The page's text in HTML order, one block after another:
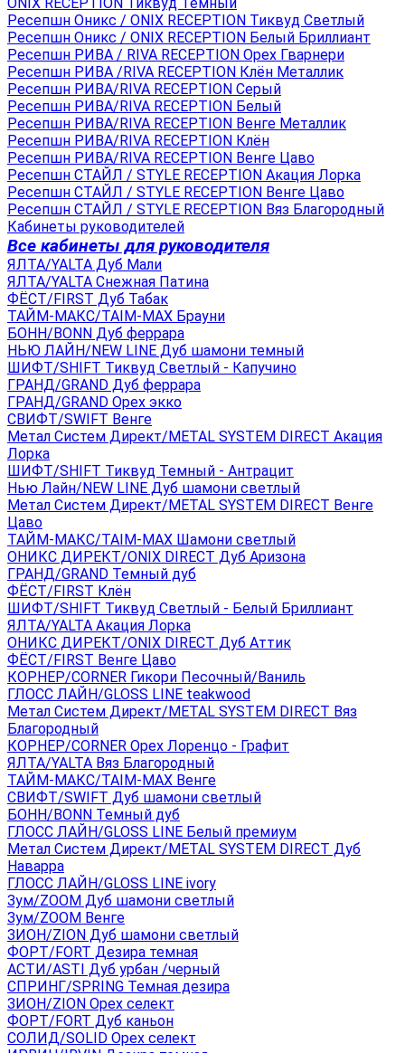
Ресепшн Оникс / ONIX RECEPTION Тиквуд Светлый
Ресепшн Оникс / ONIX RECEPTION Белый Бриллиант
Ресепшн РИВА / RIVA RECEPTION Орех Гварнери
Ресепшн РИВА /RIVA RECEPTION Клён Металлик
Ресепшн РИВА/RIVA RECEPTION Серый
Ресепшн РИВА/RIVA RECEPTION Белый
Ресепшн РИВА/RIVA RECEPTION Венге Металлик
Ресепшн РИВА/RIVA RECEPTION Клён
Ресепшн РИВА/RIVA RECEPTION Венге Цаво
Ресепшн СТАЙЛ / STYLE RECEPTION Акация Лорка
Ресепшн СТАЙЛ / STYLE RECEPTION Венге Цаво
Ресепшн СТАЙЛ / STYLE RECEPTION Вяз Благородный
Кабинеты руководителей
Все кабинеты для руководителя
ЯЛТА/YALTA Дуб Мали
ЯЛТА/YALTA Снежная Патина
ФЁСТ/FIRST Дуб Табак
ТАЙМ-МАКС/TAIM-MAX Брауни
БОНН/BONN Дуб феррара
НЬЮ ЛАЙН/NEW LINE Дуб шамони темный
ШИФТ/SHIFT Тиквуд Светлый - Капучино
ГРАНД/GRAND Дуб феррара
ГРАНД/GRAND Орех экко
СВИФТ/SWIFT Венге
Метал Систем Директ/METAL SYSTEM DIRECT Акация
Лорка
ШИФТ/SHIFT Тиквуд Темный - Антрацит
Нью Лайн/NEW LINE Дуб шамони светлый
Метал Систем Директ/METAL SYSTEM DIRECT Венге
Цаво
ТАЙМ-МАКС/TAIM-MAX Шамони светлый
ОНИКС ДИРЕКТ/ONIX DIRECT Дуб Аризона
ГРАНД/GRAND Темный дуб
ФЁСТ/FIRST Клён
ШИФТ/SHIFT Тиквуд Светлый - Белый Бриллиант
ЯЛТА/YALTA Акация Лорка
ОНИКС ДИРЕКТ/ONIX DIRECT Дуб Аттик
ФЁСТ/FIRST Венге Цаво
КОРНЕР/CORNER Гикори Песочный/Ваниль
ГЛОСС ЛАЙН/GLOSS LINE teakwood
Метал Систем Директ/METAL SYSTEM DIRECT Вяз
Благородный
КОРНЕР/CORNER Орех Лоренцо - Графит
ЯЛТА/YALTA Вяз Благородный
ТАЙМ-МАКС/TAIM-MAX Венге
СВИФТ/SWIFT Дуб шамони светлый
БОНН/BONN Темный дуб
ГЛОСС ЛАЙН/GLOSS LINE Белый премиум
Метал Систем Директ/METAL SYSTEM DIRECT Дуб
Наварра
ГЛОСС ЛАЙН/GLOSS LINE ivory
Зум/ZOOM Дуб шамони светлый
Зум/ZOOM Венге
ЗИОН/ZION Дуб шамони светлый
ФОРТ/FORT Дезира темная
АСТИ/ASTI Дуб урбан /черный
СПРИНГ/SPRING Темная дезира
ЗИОН/ZION Орех селект
ФОРТ/FORT Дуб каньон
СОЛИД/SOLID Орех селект